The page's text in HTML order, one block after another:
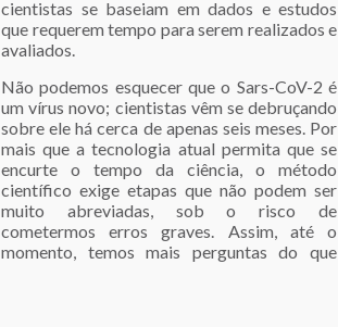
cientistas se baseiam em dados e estudos
que requerem tempo para serem realizados e
avaliados.
Não podemos esquecer que o Sars-CoV-2 é
um vírus novo; cientistas vêm se debruçando
sobre ele há cerca de apenas seis meses. Por
mais que a tecnologia atual permita que se
encurte o tempo da ciência, o método
científico exige etapas que não podem ser
muito abreviadas, sob o risco de
cometermos erros graves. Assim, até o
momento, temos mais perguntas do que